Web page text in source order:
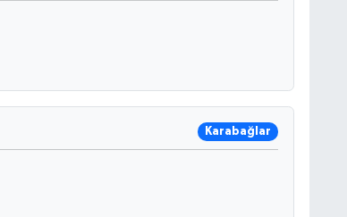
Karabağlar